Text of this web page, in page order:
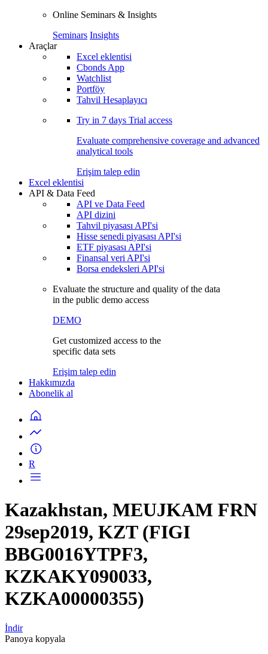
Online Seminars & Insights
Seminars Insights
Araçlar
Excel eklentisi
Cbonds App
Watchlist
Portföy
Tahvil Hesaplayıcı
Try in 7 days Trial access
Evaluate comprehensive coverage and advanced
analytical tools
Erişim talep edin
Excel eklentisi
API & Data Feed
API ve Data Feed
API dizini
Tahvil piyasası API'si
Hisse senedi piyasası API'si
ETF piyasası API'si
Finansal veri API'si
Borsa endeksleri API'si
Evaluate the structure and quality of the data
in the public demo access
DEMO
Get customized access to the
specific data sets
Erişim talep edin
Hakkımızda
Abonelik al
R
Kazakhstan, MEUJKAM FRN
29sep2019, KZT (FIGI
BBG0016YTPF3,
KZKAKY090033,
KZKA00000355)
İndir
Panoya kopyala